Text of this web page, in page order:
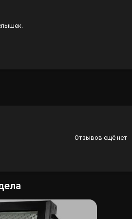
Отзывов ещё нет